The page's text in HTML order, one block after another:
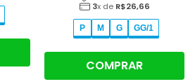
3x de R$26,66
P M G GG/1
COMPRAR